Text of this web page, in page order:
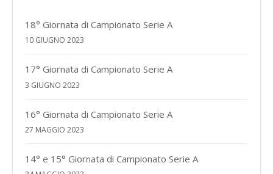
18° Giornata di Campionato Serie A
10 GIUGNO 2023
17° Giornata di Campionato Serie A
3 GIUGNO 2023
16° Giornata di Campionato Serie A
27 MAGGIO 2023
14° e 15° Giornata di Campionato Serie A